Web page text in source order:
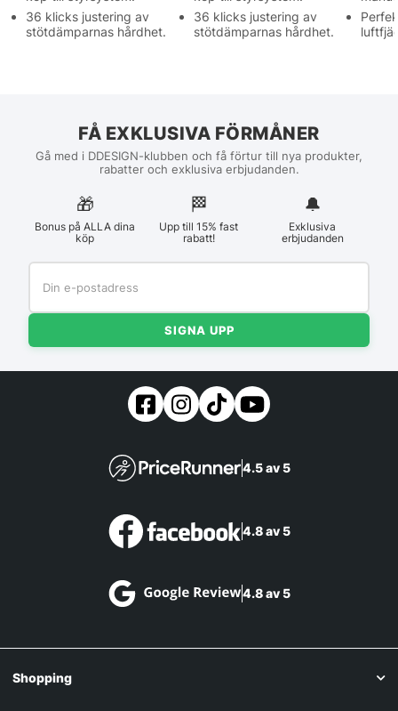
36 klicks justering av
stötdämparnas hårdhet.
36 klicks justering av
stötdämparnas hårdhet.
FÅ EXKLUSIVA FÖRMÅNER
Gå med i DDESIGN-klubben och få förtur till nya produkter,
rabatter och exklusiva erbjudanden.
🎁
Bonus på ALLA dina
köp
🏁︎
Upp till 15% fast
rabatt!
🔔
Exklusiva
erbjudanden
SIGNA UPP
4.5 av 5
4.8 av 5
4.8 av 5
Shopping